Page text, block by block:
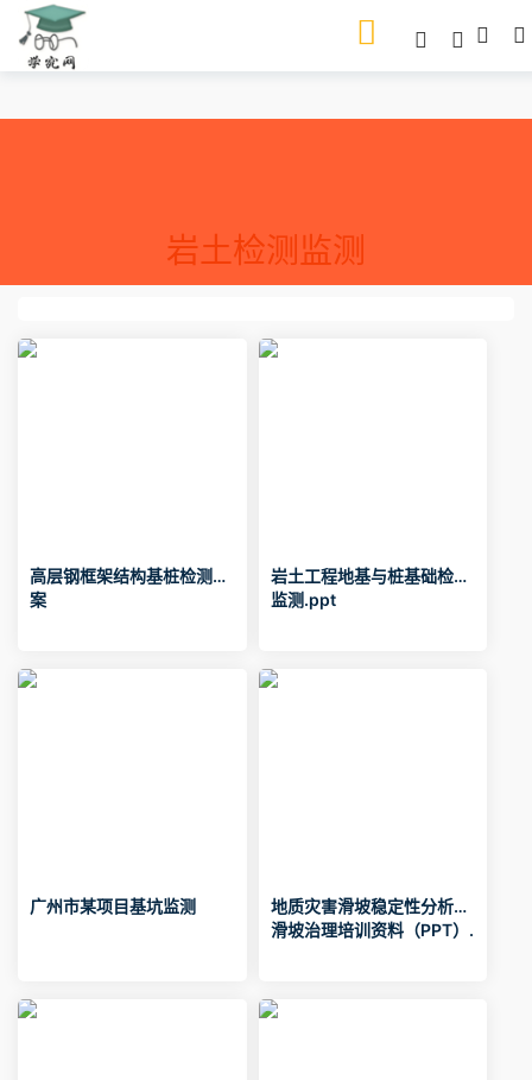
岩土检测监测
高层钢框架结构基桩检测方
案
岩土工程地基与桩基础检测
监测.ppt
广州市某项目基坑监测
地质灾害滑坡稳定性分析及
滑坡治理培训资料（PPT）.